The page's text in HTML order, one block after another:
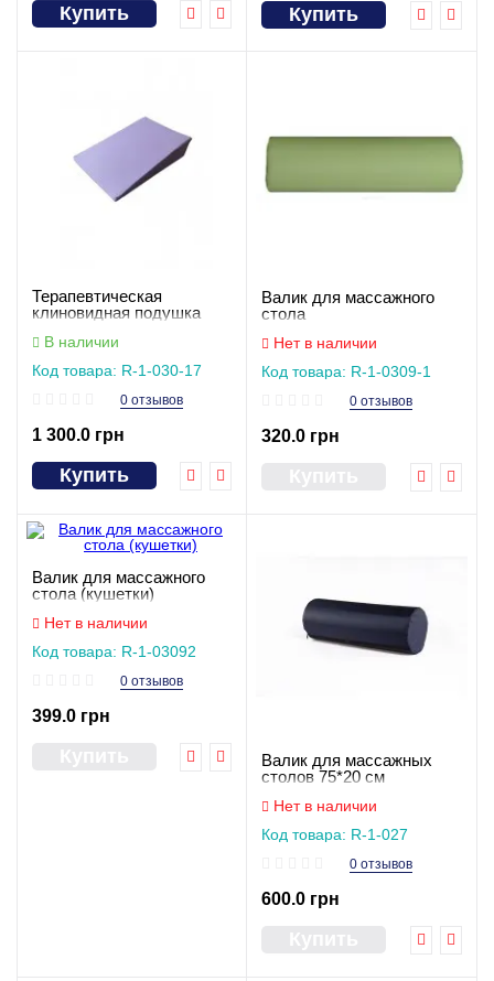
Купить Купить
Терапевтическая
клиновидная подушка
смВ наличии
Код товара: R-1-030-17
0 отзывов
1 300.0 грн
Купить
Валик для массажного
стола
Нет в наличии
Код товара: R-1-0309-1
0 отзывов
320.0 грн
Валик для массажного
стола (кушетки)
Нет в наличии
Код товара: R-1-03092
0 отзывов
399.0 грн
Валик для массажных
столов 75*20 см
Нет в наличии
Код товара: R-1-027
0 отзывов
600.0 грн